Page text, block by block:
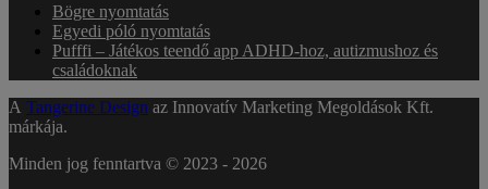
Bögre nyomtatás
Egyedi póló nyomtatás
Pufffi – Játékos teendő app ADHD-hoz, autizmushoz és
családoknak
A Tangerine Design az Innovatív Marketing Megoldások Kft.
márkája.
Minden jog fenntartva © 2023 - 2026